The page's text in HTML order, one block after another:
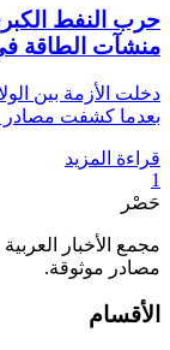
حرب النفط
منشآت الطاقة
دخلت الأزمة بين
بعدما كشفت مصادر
قراءة المزيد
1
حَصْر
مجمع الأخبار
مصادر موثوقة.
الأقسام